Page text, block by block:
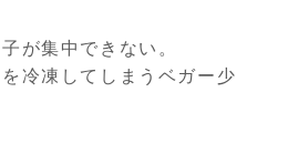
が集中できない。
冷凍してしまうベガー少